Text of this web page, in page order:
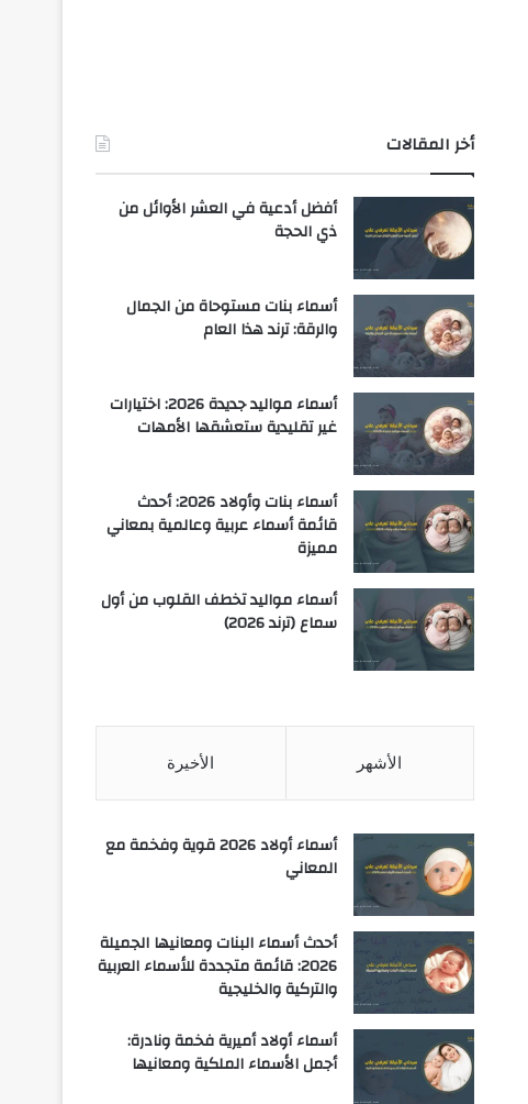
أخر المقالات
أفضل أدعية في العشر الأوائل من
ذي الحجة
أسماء بنات مستوحاة من الجمال
والرقة: ترند هذا العام
أسماء مواليد جديدة 2026: اختيارات
غير تقليدية ستعشقها الأمهات
أسماء بنات وأولاد 2026: أحدث
قائمة أسماء عربية وعالمية بمعاني
مميزة
أسماء مواليد تخطف القلوب من أول
سماع (ترند 2026)
الأشهر الأخيرة
أسماء أولاد 2026 قوية وفخمة مع
المعاني
أحدث أسماء البنات ومعانيها الجميلة
2026: قائمة متجددة للأسماء العربية
والتركية والخليجية
أسماء أولاد أميرية فخمة ونادرة:
أجمل الأسماء الملكية ومعانيها